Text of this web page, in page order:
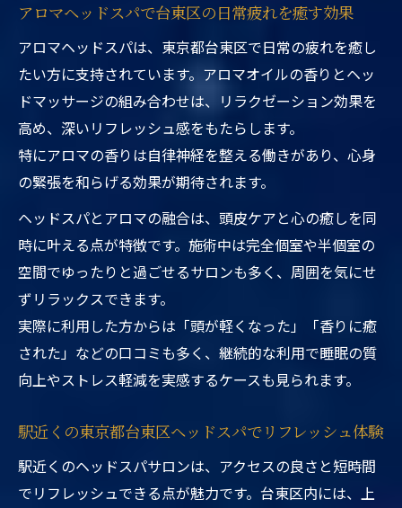
アロマヘッドスパで台東区の日常疲れを癒す効果
アロマヘッドスパは、東京都台東区で日常の疲れを癒し
たい方に支持されています。アロマオイルの香りとヘッ
ドマッサージの組み合わせは、リラクゼーション効果を
高め、深いリフレッシュ感をもたらします。
特にアロマの香りは自律神経を整える働きがあり、心身
の緊張を和らげる効果が期待されます。
ヘッドスパとアロマの融合は、頭皮ケアと心の癒しを同
時に叶える点が特徴です。施術中は完全個室や半個室の
空間でゆったりと過ごせるサロンも多く、周囲を気にせ
ずリラックスできます。
実際に利用した方からは「頭が軽くなった」「香りに癒
された」などの口コミも多く、継続的な利用で睡眠の質
向上やストレス軽減を実感するケースも見られます。
駅近くの東京都台東区ヘッドスパでリフレッシュ体験
駅近くのヘッドスパサロンは、アクセスの良さと短時間
でリフレッシュできる点が魅力です。台東区内には、上